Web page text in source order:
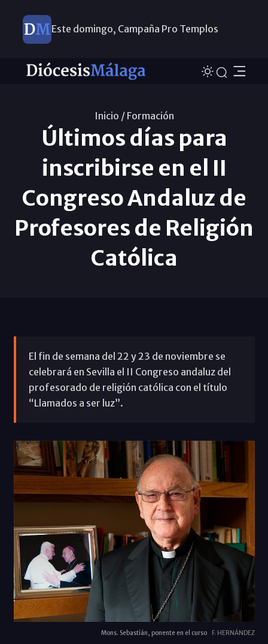
Este domingo, Campaña Pro Templos
Inicio / Formación
Últimos días para
inscribirse en el II
Congreso Andaluz de
Profesores de Religión
Católica
El fin de semana del 22 y 23 de noviembre se
celebrará en Sevilla el II Congreso andaluz del
profesorado de religión católica con el título
“Llamados a ser luz”.
Mons. Sebastián, ponente en el curso F. HERNÁNDEZ